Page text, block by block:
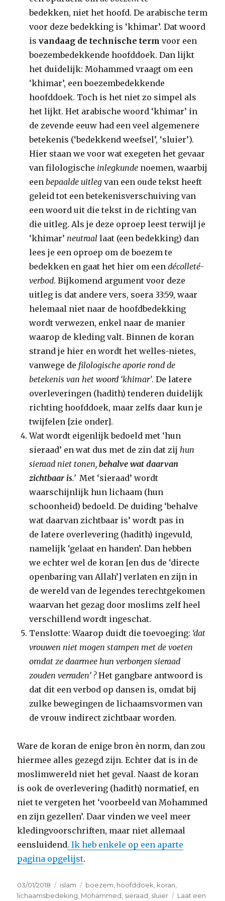
bedekken, niet het hoofd. De arabische term
voor deze bedekking is ‘khimar’. Dat woord
isvandaag de technische termvoor een
boezembedekkende hoofddoek. Dan lijkt
het duidelijk: Mohammed vraagt om een
‘khimar’, een boezembedekkende
hoofddoek. Toch is het niet zo simpel als
het lijkt. Het arabische woord ‘khimar’ in
de zevende eeuw had een veel algemenere
betekenis (‘bedekkend weefsel’, ‘sluier’).
Hier staan we voor wat exegeten het gevaar
van filologische inlegkunde noemen, waarbij
eenbepaalde uitlegvan een oude tekst heeft
geleid tot een betekenisverschuiving van
een woord uit die tekst in de richting van
die uitleg. Als je deze oproep leest terwijl je
‘khimar’neutraallaat (een bedekking) dan
lees je een oproep om de boezem te
bedekken en gaat het hier om eendécolleté-
verbod. Bijkomend argument voor deze
uitleg is dat andere vers, soera 33:59, waar
helemaal niet naar de hoofdbedekking
wordt verwezen, enkel naar de manier
waarop de kleding valt. Binnen de koran
strand je hier en wordt het welles-nietes,
vanwege de filologische aporie rond de
betekenis van het woord ‘khimar’. De latere
overleveringen (hadith) tenderen duidelijk
richting hoofddoek, maar zelfs daar kun je
twijfelen [zie onder].
Wat wordt eigenlijk bedoeld met ‘hun
sieraad’ en wat dus met de zin dat zijhun
sieraad niet tonen,behalve wat daarvan
zichtbaar is.’Met ‘sieraad’ wordt
waarschijnlijk hun lichaam (hun
schoonheid) bedoeld. De duiding ‘behalve
wat daarvan zichtbaar is’ wordt pas in
de latere overlevering (hadith) ingevuld,
namelijk ‘gelaat en handen’. Dan hebben
we echter wel de koran [en dus de ‘directe
openbaring van Allah’] verlaten en zijn in
de wereld van de legendes terechtgekomen
waarvan het gezag door moslims zelf heel
verschillend wordt ingeschat.
Tenslotte: Waarop duidt die toevoeging: ‘dat
vrouwen niet mogen stampen met de voeten
omdat ze daarmee hun verborgen sieraad
zouden verraden’ ?Het gangbare antwoord is
dat dit een verbod op dansen is, omdat bij
zulke bewegingen de lichaamsvormen van
de vrouw indirect zichtbaar worden.
Ware de koran de enige bron èn norm, dan zou
hiermee alles gezegd zijn. Echter dat is in de
moslimwereld niet het geval. Naast de koran
is ook de overlevering (hadith) normatief, en
niet te vergeten het ‘voorbeeld van Mohammed
en zijn gezellen’. Daar vinden we veel meer
kledingvoorschriften, maar niet allemaal
eensluidend. Ik heb enkele op een aparte
pagina opgelijst.
Geplaatst
op
03/01/2018 Categorieën
islam Tags
boezem hoofddoek koran
lichaamsbedeking Mohammed sieraad sluier
Laat een